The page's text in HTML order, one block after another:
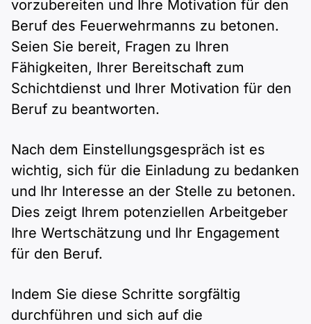
vorzubereiten und Ihre Motivation für den
Beruf des Feuerwehrmanns zu betonen.
Seien Sie bereit, Fragen zu Ihren
Fähigkeiten, Ihrer Bereitschaft zum
Schichtdienst und Ihrer Motivation für den
Beruf zu beantworten.
Nach dem Einstellungsgespräch ist es
wichtig, sich für die Einladung zu bedanken
und Ihr Interesse an der Stelle zu betonen.
Dies zeigt Ihrem potenziellen Arbeitgeber
Ihre Wertschätzung und Ihr Engagement
für den Beruf.
Indem Sie diese Schritte sorgfältig
durchführen und sich auf die